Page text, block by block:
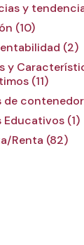
y
(10)
(2)
y
(11)
de
Educativos (1)
Renta (82)